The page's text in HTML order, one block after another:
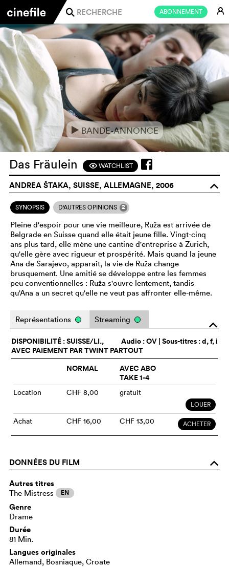
ABONNEMENT E
j
eBANDE-ANNONCE
Das Fräulein FWATCHLIST
ANDREA ŠTAKA, SUISSE, ALLEMAGNE, 2006 o
SYNOPSIS D'AUTRES OPINIONS 2
Pleine d'espoir pour une vie meilleure, Ruža est arrivée de
Belgrade en Suisse quand elle était jeune fille. Vingt-cinq
ans plus tard, elle mène une cantine d'entreprise à Zurich,
qu'elle gère avec rigueur et prospérité. Mais quand la jeune
Ana de Sarajevo, apparaît, la vie de Ruža change
brusquement. Une amitié se développe entre les femmes
peu conventionnelles : Ruža s'ouvre lentement, tandis
qu'Ana a un secret qu'elle ne veut pas affronter elle-même.
o
Représentations Streaming
Audio :OV | Sous-titres : d, f, i
DISPONIBILITÉ : SUISSE/LI.,
AVEC PAIEMENT PAR TWINT PARTOUT
NORMAL
AVEC ABO
TAKE 1-4
Location CHF 8,00 gratuit
LOUER
Achat CHF 16,00 CHF 13,00 ACHETER
DONNÉES DU FILM o
Autres titres
The Mistress EN
Genre
Drame
Durée
81 Min.
Langues originales
Allemand, Bosniaque, Croate